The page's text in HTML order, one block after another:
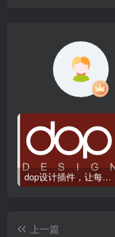
dop设计插件，让每个设计师都能享受到CAD制图的乐趣
上一篇